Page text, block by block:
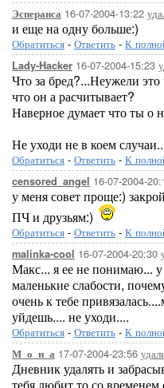
Эсперанса 16-07-2004-13:22
и еще на одну больше:)
Обратиться - Ответить - К
Lady-Hacker 16-07-2004-15:23
Что за бред?...Неужели
что он а расчитывает?
Наверное думает что ты о
Не уходи не в коем
Обратиться - Ответить - К
censored_angel 16-07-2004-
у меня совет проще:)
ПЧ и друзьям:)
Обратиться - Ответить - К
malinka-cool 16-07-2004-20:30
Макс... я ее не понимаю... у
маленькие слабости,
очень к тебе
уйдешь.... не уходи....
Обратиться - Ответить - К
М_о_н_а 17-07-2004-23:56
Дневник удалять и